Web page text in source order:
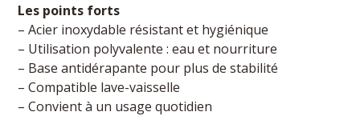
Les points forts
– Acier inoxydable résistant et hygiénique
– Utilisation polyvalente : eau et nourriture
– Base antidérapante pour plus de stabilité
– Compatible lave-vaisselle
– Convient à un usage quotidien